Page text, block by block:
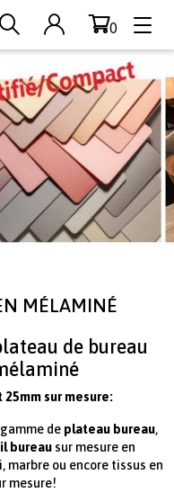
0
MÉLAMINÉ
de bureau
25mm sur mesure:
de plateau bureau,
bureausur mesure en
marbre ou encore tissus en
mesure!